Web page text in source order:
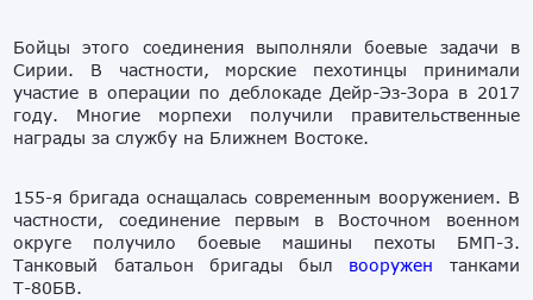
Бойцы этого соединения выполняли боевые задачи в
Сирии. В частности, морские пехотинцы принимали
участие в операции по деблокаде Дейр-Эз-Зора в 2017
году. Многие морпехи получили правительственные
награды за службу на Ближнем Востоке.
155-я бригада оснащалась современным вооружением. В
частности, соединение первым в Восточном военном
округе получило боевые машины пехоты БМП-3.
Танковый батальон бригады был вооружен танками
Т-80БВ.